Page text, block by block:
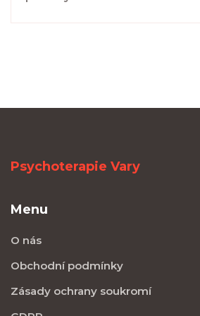
Psychoterapie Vary
Menu
O nás
Obchodní podmínky
Zásady ochrany soukromí